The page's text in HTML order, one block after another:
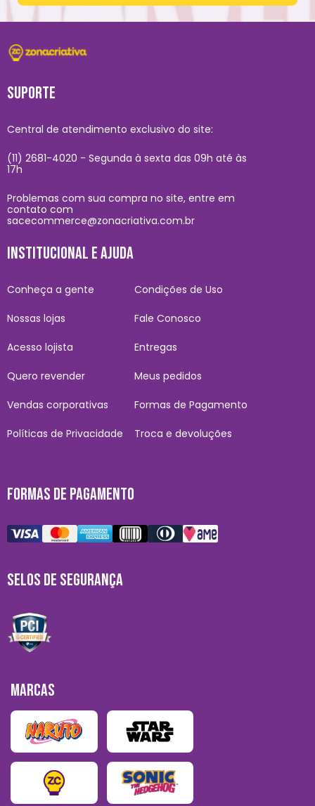
SUPORTE
Central de atendimento exclusivo do site:
(11) 2681-4020 - Segunda à sexta das 09h até às
17h
Problemas com sua compra no site, entre em
contato com
sacecommerce@zonacriativa.com.br
INSTITUCIONAL E AJUDA
Conheça a gente
Nossas lojas
Acesso lojista
Quero revender
Vendas corporativas
Políticas de Privacidade
Condições de Uso
Fale Conosco
Entregas
Meus pedidos
Formas de Pagamento
Troca e devoluções
FORMAS DE PAGAMENTO
SELOS DE SEGURANÇA
MARCAS